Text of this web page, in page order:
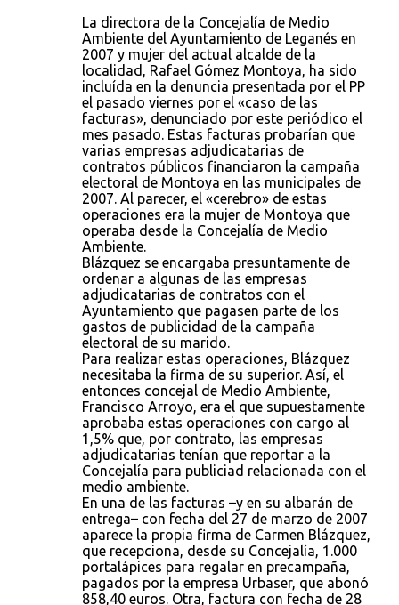
La directora de la Concejalía de Medio
Ambiente del Ayuntamiento de Leganés en
2007 y mujer del actual alcalde de la
localidad, Rafael Gómez Montoya, ha sido
incluída en la denuncia presentada por el PP
el pasado viernes por el «caso de las
facturas», denunciado por este periódico el
mes pasado. Estas facturas probarían que
varias empresas adjudicatarias de
contratos públicos financiaron la campaña
electoral de Montoya en las municipales de
2007. Al parecer, el «cerebro» de estas
operaciones era la mujer de Montoya que
operaba desde la Concejalía de Medio
Ambiente.
Blázquez se encargaba presuntamente de
ordenar a algunas de las empresas
adjudicatarias de contratos con el
Ayuntamiento que pagasen parte de los
gastos de publicidad de la campaña
electoral de su marido.
Para realizar estas operaciones, Blázquez
necesitaba la firma de su superior. Así, el
entonces concejal de Medio Ambiente,
Francisco Arroyo, era el que supuestamente
aprobaba estas operaciones con cargo al
1,5% que, por contrato, las empresas
adjudicatarias tenían que reportar a la
Concejalía para publiciad relacionada con el
medio ambiente.
En una de las facturas –y en su albarán de
entrega– con fecha del 27 de marzo de 2007
aparece la propia firma de Carmen Blázquez,
que recepciona, desde su Concejalía, 1.000
portalápices para regalar en precampaña,
pagados por la empresa Urbaser, que abonó
858,40 euros. Otra, factura con fecha de 28